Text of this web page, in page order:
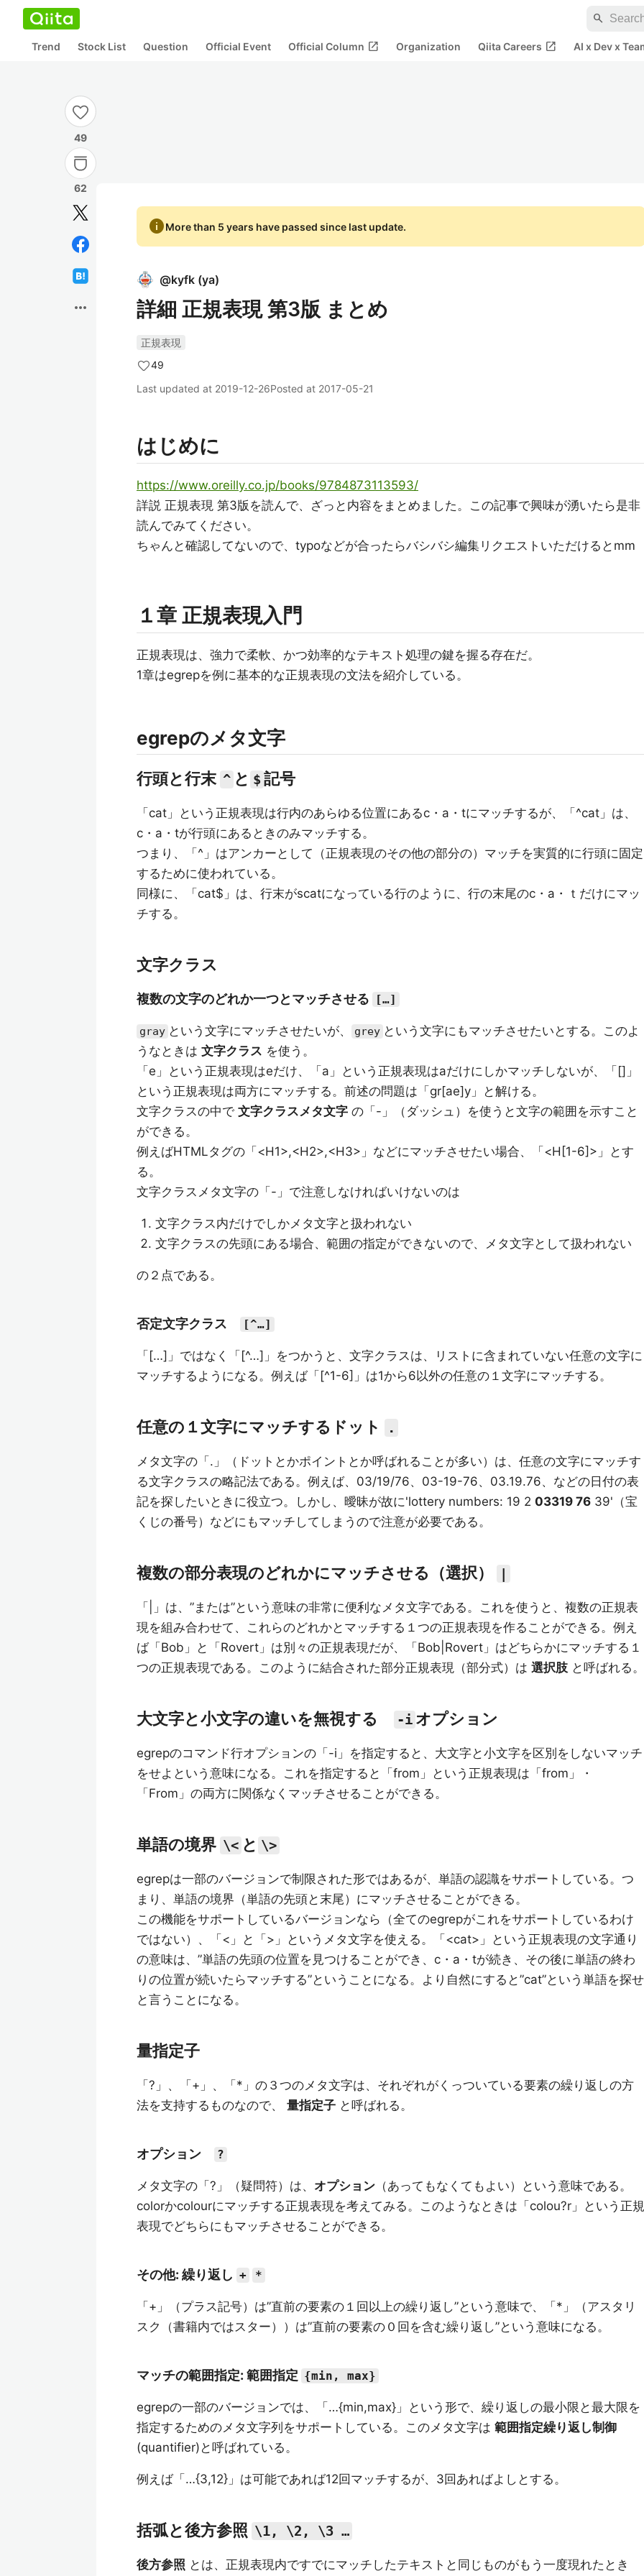
search
Trend Stock List Question Official Event Official Column open_in_new Organization Qiita Careers open_in_new AI x Dev x
49
62
more_horiz
infoMore than 5 years have passed since last update.
@kyfk (ya)
詳細 正規表現 第3版 まとめ
正規表現
49
Last updated at 2019-12-26Posted at 2017-05-21
はじめに
https://www.oreilly.co.jp/books/9784873113593/
詳説 正規表現 第3版を読んで、ざっと内容をまとめました。この記事で興味が湧いたら是非
読んでみてください。
ちゃんと確認してないので、typoなどが合ったらバシバシ編集リクエストいただけるとmm
１章 正規表現入門
正規表現は、強力で柔軟、かつ効率的なテキスト処理の鍵を握る存在だ。
1章はegrepを例に基本的な正規表現の文法を紹介している。
egrepのメタ文字
行頭と行末 ^ と $ 記号
「cat」という正規表現は行内のあらゆる位置にあるc・a・tにマッチするが、「^cat」は、
c・a・tが行頭にあるときのみマッチする。
つまり、「^」はアンカーとして（正規表現のその他の部分の）マッチを実質的に行頭に固定
するために使われている。
同様に、「cat$」は、行末がscatになっている行のように、行の末尾のc・a・ｔだけにマッ
チする。
文字クラス
複数の文字のどれか一つとマッチさせる […]
gray という文字にマッチさせたいが、 grey という文字にもマッチさせたいとする。このよ
うなときは 文字クラス を使う。
「e」という正規表現はeだけ、「a」という正規表現はaだけにしかマッチしないが、「[]」
という正規表現は両方にマッチする。前述の問題は「gr[ae]y」と解ける。
文字クラスの中で 文字クラスメタ文字 の「-」（ダッシュ）を使うと文字の範囲を示すこと
ができる。
例えばHTMLタグの「<H1>,<H2>,<H3>」などにマッチさせたい場合、「<H[1-6]>」とす
る。
文字クラスメタ文字の「-」で注意しなければいけないのは
文字クラス内だけでしかメタ文字と扱われない
文字クラスの先頭にある場合、範囲の指定ができないので、メタ文字として扱われない
の２点である。
否定文字クラス [^…]
「[…]」ではなく「[^…]」をつかうと、文字クラスは、リストに含まれていない任意の文字に
マッチするようになる。例えば「[^1-6]」は1から6以外の任意の１文字にマッチする。
任意の１文字にマッチするドット .
メタ文字の「.」（ドットとかポイントとか呼ばれることが多い）は、任意の文字にマッチす
る文字クラスの略記法である。例えば、03/19/76、03-19-76、03.19.76、などの日付の表
記を探したいときに役立つ。しかし、曖昧が故に'lottery numbers: 19 2 03319 76 39'（宝
くじの番号）などにもマッチしてしまうので注意が必要である。
複数の部分表現のどれかにマッチさせる（選択） |
「|」は、”または”という意味の非常に便利なメタ文字である。これを使うと、複数の正規表
現を組み合わせて、これらのどれかとマッチする１つの正規表現を作ることができる。例え
ば「Bob」と「Rovert」は別々の正規表現だが、「Bob|Rovert」はどちらかにマッチする１
つの正規表現である。このように結合された部分正規表現（部分式）は 選択肢 と呼ばれる。
大文字と小文字の違いを無視する -i オプション
egrepのコマンド行オプションの「-i」を指定すると、大文字と小文字を区別をしないマッチ
をせよという意味になる。これを指定すると「from」という正規表現は「from」・
「From」の両方に関係なくマッチさせることができる。
単語の境界 \< と \>
egrepは一部のバージョンで制限された形ではあるが、単語の認識をサポートしている。つ
まり、単語の境界（単語の先頭と末尾）にマッチさせることができる。
この機能をサポートしているバージョンなら（全てのegrepがこれをサポートしているわけ
ではない）、「<」と「>」というメタ文字を使える。「<cat>」という正規表現の文字通り
の意味は、”単語の先頭の位置を見つけることができ、c・a・tが続き、その後に単語の終わ
りの位置が続いたらマッチする”ということになる。より自然にすると”cat”という単語を探せ
と言うことになる。
量指定子
「?」、「+」、「*」の３つのメタ文字は、それぞれがくっついている要素の繰り返しの方
法を支持するものなので、 量指定子 と呼ばれる。
オプション ?
メタ文字の「?」（疑問符）は、 オプション （あってもなくてもよい）という意味である。
colorかcolourにマッチする正規表現を考えてみる。このようなときは「colou?r」という正規
表現でどちらにもマッチさせることができる。
その他: 繰り返し + *
「+」（プラス記号）は”直前の要素の１回以上の繰り返し”という意味で、「*」（アスタリ
スク（書籍内ではスター））は”直前の要素の０回を含む繰り返し”という意味になる。
マッチの範囲指定: 範囲指定 {min, max}
egrepの一部のバージョンでは、「…{min,max}」という形で、繰り返しの最小限と最大限を
指定するためのメタ文字列をサポートしている。このメタ文字は 範囲指定繰り返し制御
(quantifier)と呼ばれている。
例えば「…{3,12}」は可能であれば12回マッチするが、3回あればよしとする。
括弧と後方参照 \1, \2, \3 …
後方参照 とは、正規表現内ですでにマッチしたテキストと同じものがもう一度現れたとき